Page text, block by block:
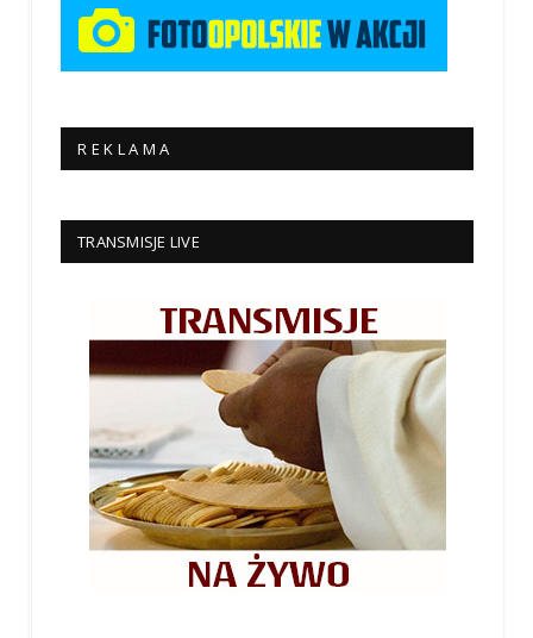
R E K L A M A
TRANSMISJE LIVE